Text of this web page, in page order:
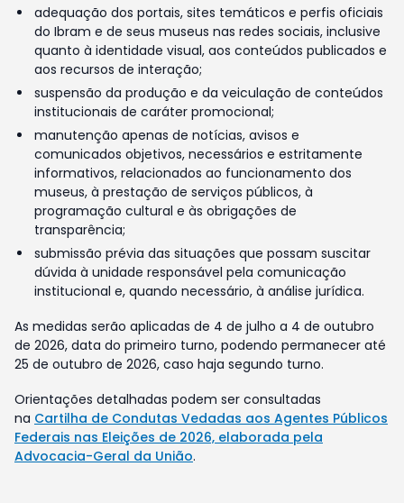
adequação dos portais, sites temáticos e perfis oficiais
do Ibram e de seus museus nas redes sociais, inclusive
quanto à identidade visual, aos conteúdos publicados e
aos recursos de interação;
suspensão da produção e da veiculação de conteúdos
institucionais de caráter promocional;
manutenção apenas de notícias, avisos e
comunicados objetivos, necessários e estritamente
informativos, relacionados ao funcionamento dos
museus, à prestação de serviços públicos, à
programação cultural e às obrigações de
transparência;
submissão prévia das situações que possam suscitar
dúvida à unidade responsável pela comunicação
institucional e, quando necessário, à análise jurídica.
As medidas serão aplicadas de 4 de julho a 4 de outubro
de 2026, data do primeiro turno, podendo permanecer até
25 de outubro de 2026, caso haja segundo turno.
Orientações detalhadas podem ser consultadas
na Cartilha de Condutas Vedadas aos Agentes Públicos
Federais nas Eleições de 2026, elaborada pela
Advocacia-Geral da União.